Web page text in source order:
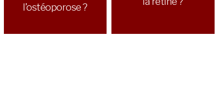
l’ostéoporose ?